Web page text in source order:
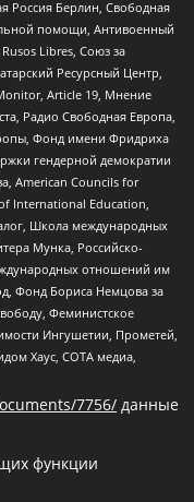
Россия Берлин, Свободная
помощи, Антивоенный
Libres, Союз за
Ресурсный Центр,
Article 19, Мнение
Радио Свободная Европа,
Фонд имени Фридриха
гендерной демократии
American Councils for
International Education,
Школа международных
Мунка, Российско-
отношений им
Фонд Бориса Немцова за
Феминистское
Ингушетии, Прометей,
Хаус, СОТА медиа,
7756/ данные
функции